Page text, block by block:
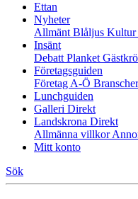
Ettan
Nyheter
Allmänt Blåljus Kultur
Insänt
Debatt Planket
Företagsguiden
Företag A-Ö
Lunchguiden
Galleri Direkt
Landskrona Direkt
Allmänna villkor
Mitt konto
Sök